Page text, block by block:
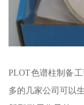
PLOT色谱柱制备
多的几家公司可以生